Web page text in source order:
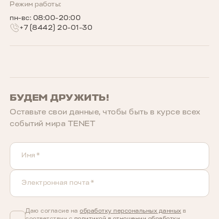
БУДЕМ ДРУЖИТЬ!
Оставьте свои данные, чтобы быть в курcе всех
событий мира TENET
Имя*
Электронная почта*
Даю согласие на обработку персональных данных в
Режим работы:
пн-вс: 08:00-20:00
+7 (8442) 20-01-30